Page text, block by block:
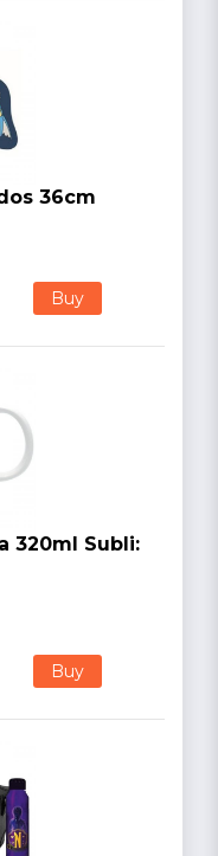
36cm
Buy
320ml Subli:
Buy